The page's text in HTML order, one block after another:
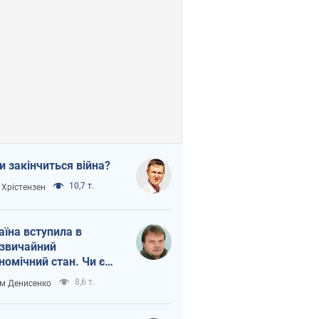
закінчиться війна?
10,7 т.
вступила в
стан. Чи є
вкінці тунелю?
Денисенко 8,6 т.